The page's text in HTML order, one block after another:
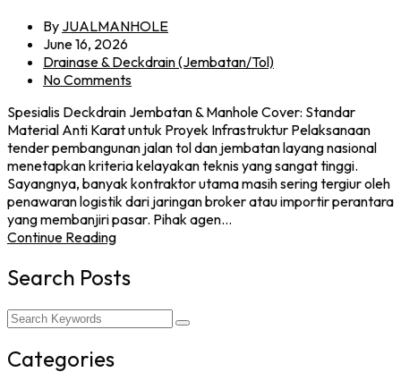
By JUALMANHOLE
June 16, 2026
Drainase & Deckdrain (Jembatan/Tol)
No Comments
Spesialis Deckdrain Jembatan & Manhole Cover: Standar
Material Anti Karat untuk Proyek Infrastruktur Pelaksanaan
tender pembangunan jalan tol dan jembatan layang nasional
menetapkan kriteria kelayakan teknis yang sangat tinggi.
Sayangnya, banyak kontraktor utama masih sering tergiur oleh
penawaran logistik dari jaringan broker atau importir perantara
yang membanjiri pasar. Pihak agen…
Continue Reading
Search Posts
Categories